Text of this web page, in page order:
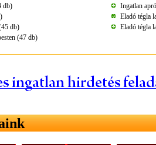
db)
Ingatlan
Eladó tégla
db)
Eladó tégla
(47 db)